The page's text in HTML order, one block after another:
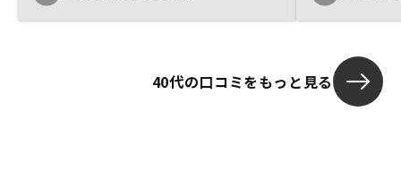
40代の口コミをもっと見る